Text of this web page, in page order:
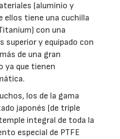
(aluminio y
ellos tiene una cuchilla
con una
superior y equipado con
de una gran
ya que tienen
los de la gama
japonés (de triple
integral de toda la
especial de PTFE